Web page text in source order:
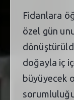
Fidanlara
özel gün
doğayla iç
büyüyecek